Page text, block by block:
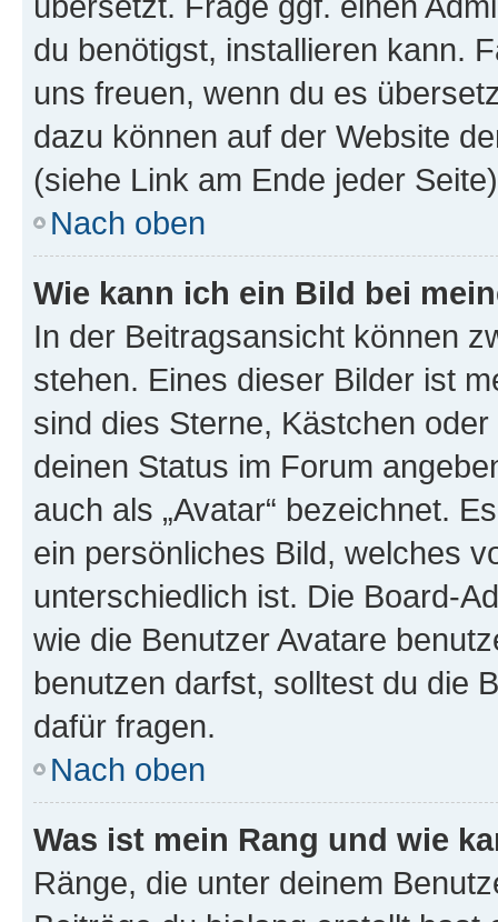
du benötigst, installieren kann.
uns freuen, wenn du es
dazu können auf der Website
(siehe Link am Ende jeder
Nach oben
Wie kann ich ein Bild bei
In der Beitragsansicht können
stehen. Eines dieser Bilder ist
sind dies Sterne, Kästchen
deinen Status im Forum
auch als „Avatar“ bezeichnet.
ein persönliches Bild, welches
unterschiedlich ist. Die Board-
wie die Benutzer Avatare
benutzen darfst, solltest du die
dafür fragen.
Nach oben
Was ist mein Rang und wie
Ränge, die unter deinem